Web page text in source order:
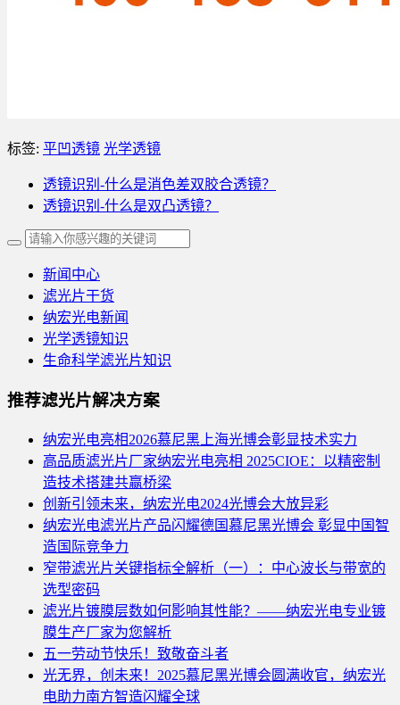
标签: 平凹透镜 光学透镜
透镜识别-什么是消色差双胶合透镜？
透镜识别-什么是双凸透镜？
新闻中心
滤光片干货
纳宏光电新闻
光学透镜知识
生命科学滤光片知识
推荐滤光片解决方案
纳宏光电亮相2026慕尼黑上海光博会彰显技术实力
高品质滤光片厂家纳宏光电亮相 2025CIOE：以精密制
造技术搭建共赢桥梁
创新引领未来，纳宏光电2024光博会大放异彩
纳宏光电滤光片产品闪耀德国慕尼黑光博会 彰显中国智
造国际竞争力
窄带滤光片关键指标全解析（一）：中心波长与带宽的
选型密码
滤光片镀膜层数如何影响其性能？——纳宏光电专业镀
膜生产厂家为您解析
五一劳动节快乐！致敬奋斗者
光无界，创未来！2025慕尼黑光博会圆满收官，纳宏光
电助力南方智造闪耀全球